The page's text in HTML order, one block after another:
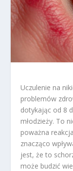
Uczulenie na
problemów
dotykając od 8
młodzieży. To
poważna
znacząco
jest, że to
może budzić